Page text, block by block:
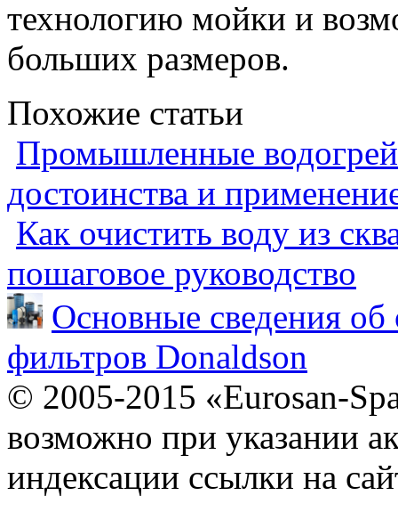
технологию мойки и
больших размеров.
Похожие статьи
Промышленные
достоинства и
Как очистить воду из
пошаговое руководство
Основные сведения об
фильтров Donaldson
© 2005-2015 «Eurosan-
возможно при указании
индексации ссылки на